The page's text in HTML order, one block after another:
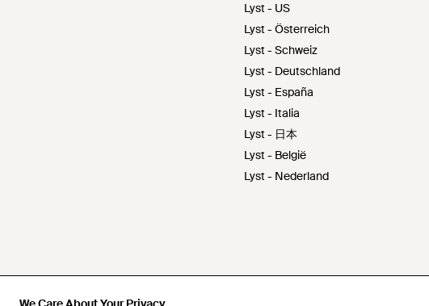
Lyst - US
Lyst - Österreich
Lyst - Schweiz
Lyst - Deutschland
Lyst - España
Lyst - Italia
Lyst - 日本
Lyst - België
Lyst - Nederland